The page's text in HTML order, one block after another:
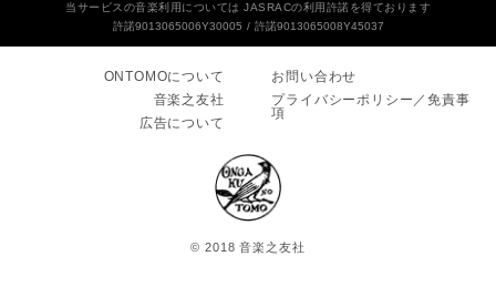
当サービスの音楽利用については JASRACの利用許諾を得ております
許諾9013065006Y30005
許諾9013065008Y45037
ONTOMOについて
音楽之友社
広告について
お問い合わせ
プライバシーポリシー／免責事
項
© 2018 音楽之友社